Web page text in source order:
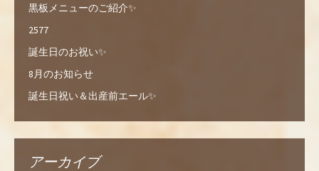
黒板メニューのご紹介✨
2577
誕生日のお祝い✨
8月のお知らせ
誕生日祝い＆出産前エール✨
アーカイブ